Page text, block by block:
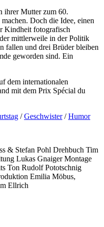
ihrer Mutter zum 60.
Doch die Idee, einen
Kindheit fotografisch
mittlerweile in der Politik
fallen und drei Brüder bleiben
geworden sind. Ein
dem internationalen
mit dem Prix Spécial du
/Geschwister/Humor
& Stefan Pohl Drehbuch Tim
Lukas Gnaiger Montage
Ton Rudolf Pototschnig
Emilia Möbus,
Ellrich